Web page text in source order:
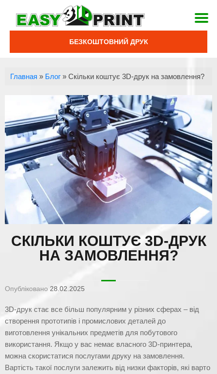
БЕЗКОШТОВНИЙ ДРУК
Главная » Блог »Скільки коштує 3D-друк на замовлення?
СКІЛЬКИ КОШТУЄ 3D-ДРУК
НА ЗАМОВЛЕННЯ?
Опубліковано 28.02.2025
3D-друк стає все більш популярним у різних сферах – від
створення прототипів і промислових деталей до
виготовлення унікальних предметів для побутового
використання. Якщо у вас немає власного 3D-принтера,
можна скористатися послугами друку на замовлення.
Вартість такої послуги залежить від низки факторів, які варто